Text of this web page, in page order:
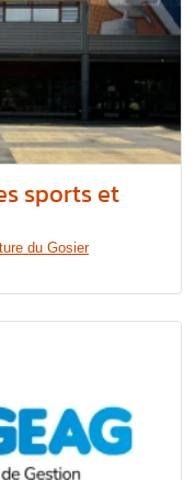
sports et
du Gosier